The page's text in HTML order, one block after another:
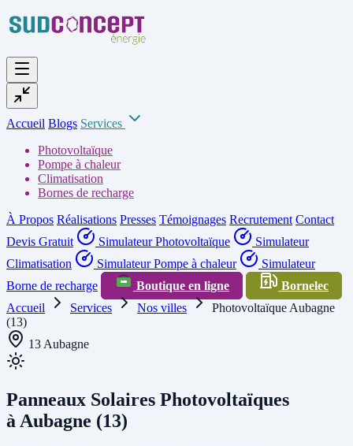
Accueil Blogs Services
Photovoltaïque
Pompe à chaleur
Climatisation
Bornes de recharge
À Propos Réalisations Presses Témoignages Recrutement Contact
Devis Gratuit
Simulateur Photovoltaïque
Simulateur
Climatisation
Simulateur Pompe à chaleur
Simulateur
Borne de recharge
Boutique en ligne
Bornelec
Accueil
Services Nos villes
Photovoltaïque Aubagne
(13)
13 Aubagne
Panneaux Solaires Photovoltaïques
à Aubagne (13)